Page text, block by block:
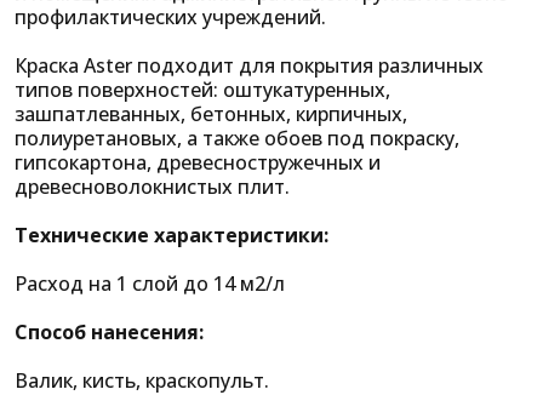
профилактических учреждений.
Краска Aster подходит для покрытия различных
типов поверхностей: оштукатуренных,
зашпатлеванных, бетонных, кирпичных,
полиуретановых, а также обоев под покраску,
гипсокартона, древесностружечных и
древесноволокнистых плит.
Технические характеристики:
Расход на 1 слой до 14 м2/л
Способ нанесения:
Валик, кисть, краскопульт.